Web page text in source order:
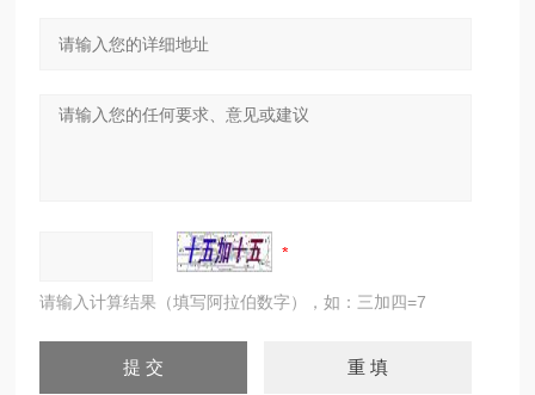
请输入计算结果（填写阿拉伯数字），如：三加四=7